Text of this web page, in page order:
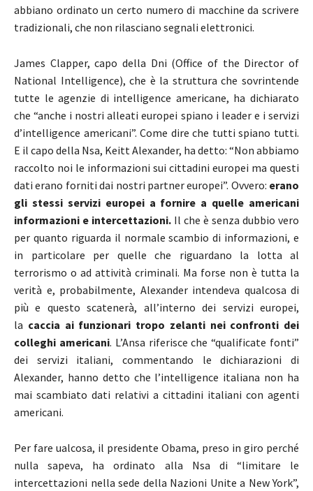
abbiano ordinato un certo numero di macchine da scrivere
tradizionali, che non rilasciano segnali elettronici.
James Clapper, capo della Dni (Office of the Director of
National Intelligence), che è la struttura che sovrintende
tutte le agenzie di intelligence americane, ha dichiarato
che “anche i nostri alleati europei spiano i leader e i servizi
d’intelligence americani”. Come dire che tutti spiano tutti.
E il capo della Nsa, Keitt Alexander, ha detto: “Non abbiamo
raccolto noi le informazioni sui cittadini europei ma questi
dati erano forniti dai nostri partner europei”. Ovvero: erano
gli stessi servizi europei a fornire a quelle americani
informazioni e intercettazioni. Il che è senza dubbio vero
per quanto riguarda il normale scambio di informazioni, e
in particolare per quelle che riguardano la lotta al
terrorismo o ad attività criminali. Ma forse non è tutta la
verità e, probabilmente, Alexander intendeva qualcosa di
più e questo scatenerà, all’interno dei servizi europei,
la caccia ai funzionari tropo zelanti nei confronti dei
colleghi americani. L’Ansa riferisce che “qualificate fonti”
dei servizi italiani, commentando le dichiarazioni di
Alexander, hanno detto che l’intelligence italiana non ha
mai scambiato dati relativi a cittadini italiani con agenti
americani.
Per fare ualcosa, il presidente Obama, preso in giro perché
nulla sapeva, ha ordinato alla Nsa di “limitare le
intercettazioni nella sede della Nazioni Unite a New York”,